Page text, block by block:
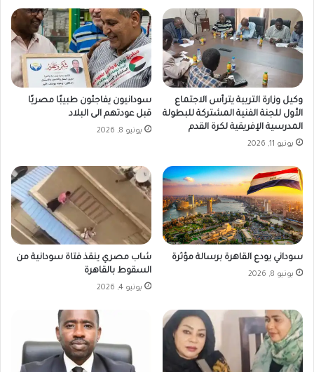
وكيل وزارة التربية يترأس الاجتماع
الأول للجنة الفنية المشتركة للبطولة
المدرسية الإفريقية لكرة القدم
يونيو 11, 2026
سودانيون يفاجئون طبيبًا مصريًا
قبل عودتهم الى البلاد
يونيو 8, 2026
سوداني يودع القاهرة برسالة مؤثرة
يونيو 8, 2026
شاب مصري ينقذ فتاة سودانية من
السقوط بالقاهرة
يونيو 4, 2026